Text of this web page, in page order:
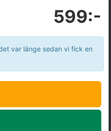
599:-
var länge sedan vi fick en